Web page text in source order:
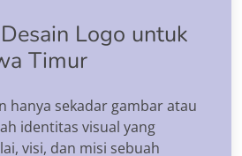
Logo untuk
Timur
hanya sekadar gambar atau
identitas visual yang
visi, dan misi sebuah